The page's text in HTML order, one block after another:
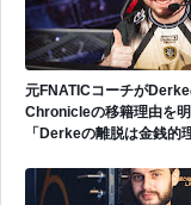
元FNATICコーチが
Chronicleの移籍理由を
「Derkeの離脱は金銭的